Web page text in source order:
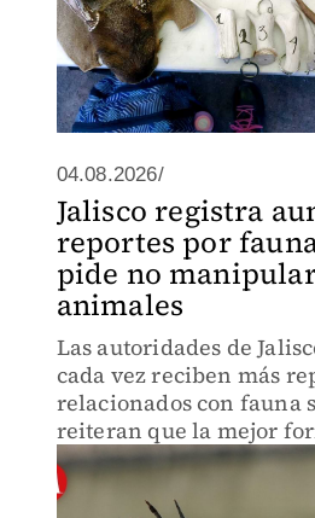
04.08.2026/
Jalisco registra
reportes por
pide no
animales
Las autoridades de
cada vez reciben más
relacionados con fauna
reiteran que la mejor
es solicitar la
especialistas.